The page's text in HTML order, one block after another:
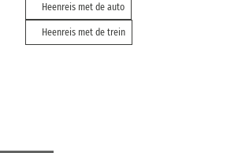
Heenreis met de auto
Heenreis met de trein